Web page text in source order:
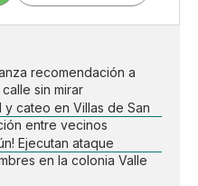
recomendación a
sin mirar
y cateo en Villas de San
entre vecinos
Ejecutan ataque
en la colonia Valle